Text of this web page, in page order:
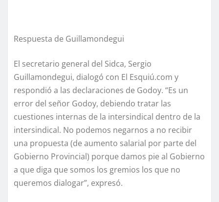
Respuesta de Guillamondegui
El secretario general del Sidca, Sergio
Guillamondegui, dialogó con El Esquiú.com y
respondió a las declaraciones de Godoy. “Es un
error del señor Godoy, debiendo tratar las
cuestiones internas de la intersindical dentro de la
intersindical. No podemos negarnos a no recibir
una propuesta (de aumento salarial por parte del
Gobierno Provincial) porque damos pie al Gobierno
a que diga que somos los gremios los que no
queremos dialogar”, expresó.